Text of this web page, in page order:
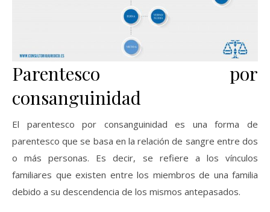
Parentesco por
consanguinidad
El parentesco por consanguinidad es una forma de
parentesco que se basa en la relación de sangre entre dos
o más personas. Es decir, se refiere a los vínculos
familiares que existen entre los miembros de una familia
debido a su descendencia de los mismos antepasados.